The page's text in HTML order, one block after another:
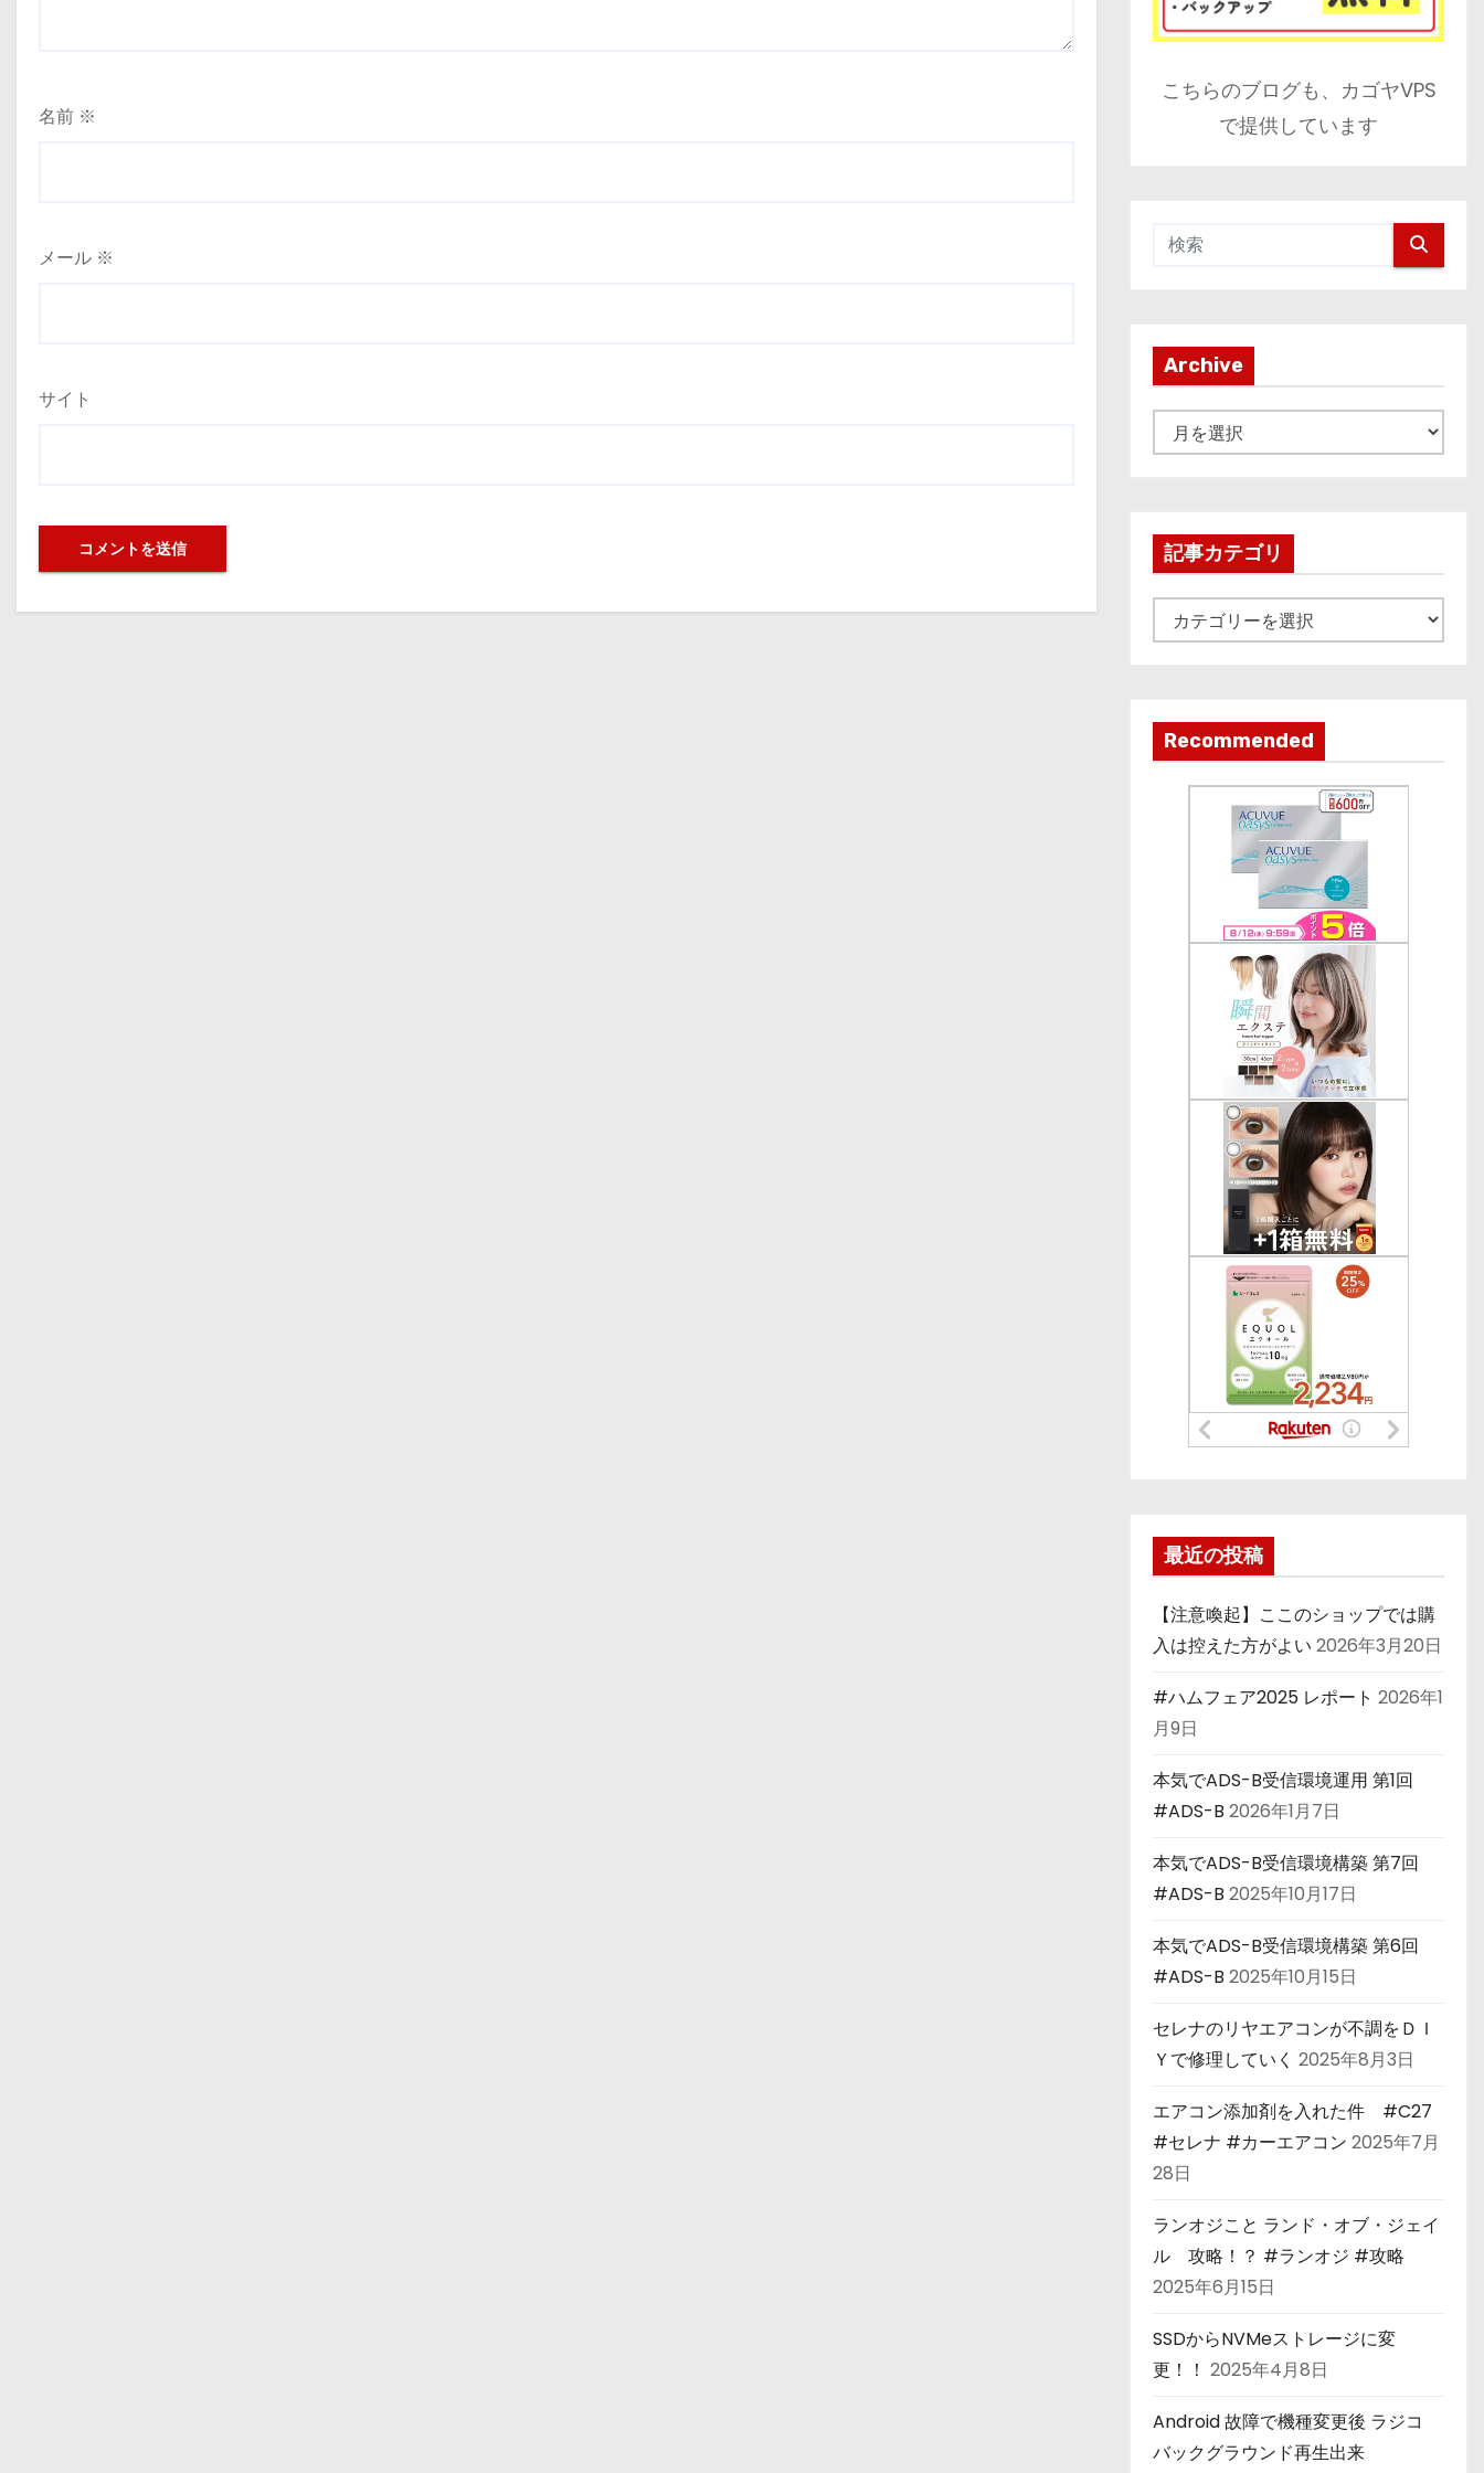
名前 ※
メール ※
サイト
こちらのブログも、カゴヤVPS
で提供しています
Archive
r
v
記事カテゴリ
事
ゴ
リ
Recommended
最近の投稿
【注意喚起】ここのショップでは購
入は控えた方がよい 2026年3月20日
#ハムフェア2025 レポート 2026年1
月9日
本気でADS-B受信環境運用 第1回
#ADS-B 2026年1月7日
本気でADS-B受信環境構築 第7回
#ADS-B 2025年10月17日
本気でADS-B受信環境構築 第6回
#ADS-B 2025年10月15日
セレナのリヤエアコンが不調をＤＩ
Ｙで修理していく 2025年8月3日
エアコン添加剤を入れた件 #C27
#セレナ #カーエアコン 2025年7月
28日
ランオジこと ランド・オブ・ジェイ
ル 攻略！？ #ランオジ #攻略
2025年6月15日
SSDからNVMeストレージに変
更！！ 2025年4月8日
Android 故障で機種変更後 ラジコ
バックグラウンド再生出来